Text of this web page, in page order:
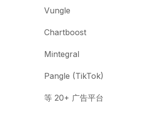
Vungle
Chartboost
Mintegral
Pangle (TikTok)
等 20+ 广告平台